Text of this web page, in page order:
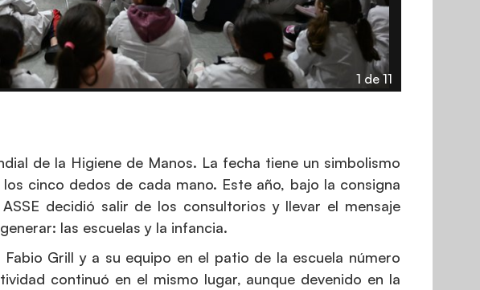
1 de 11
de la Higiene de Manos. La fecha tiene un simbolismo
cinco dedos de cada mano. Este año, bajo la consigna
decidió salir de los consultorios y llevar el mensaje
las escuelas y la infancia.
Grill y a su equipo en el patio de la escuela número
continuó en el mismo lugar, aunque devenido en la